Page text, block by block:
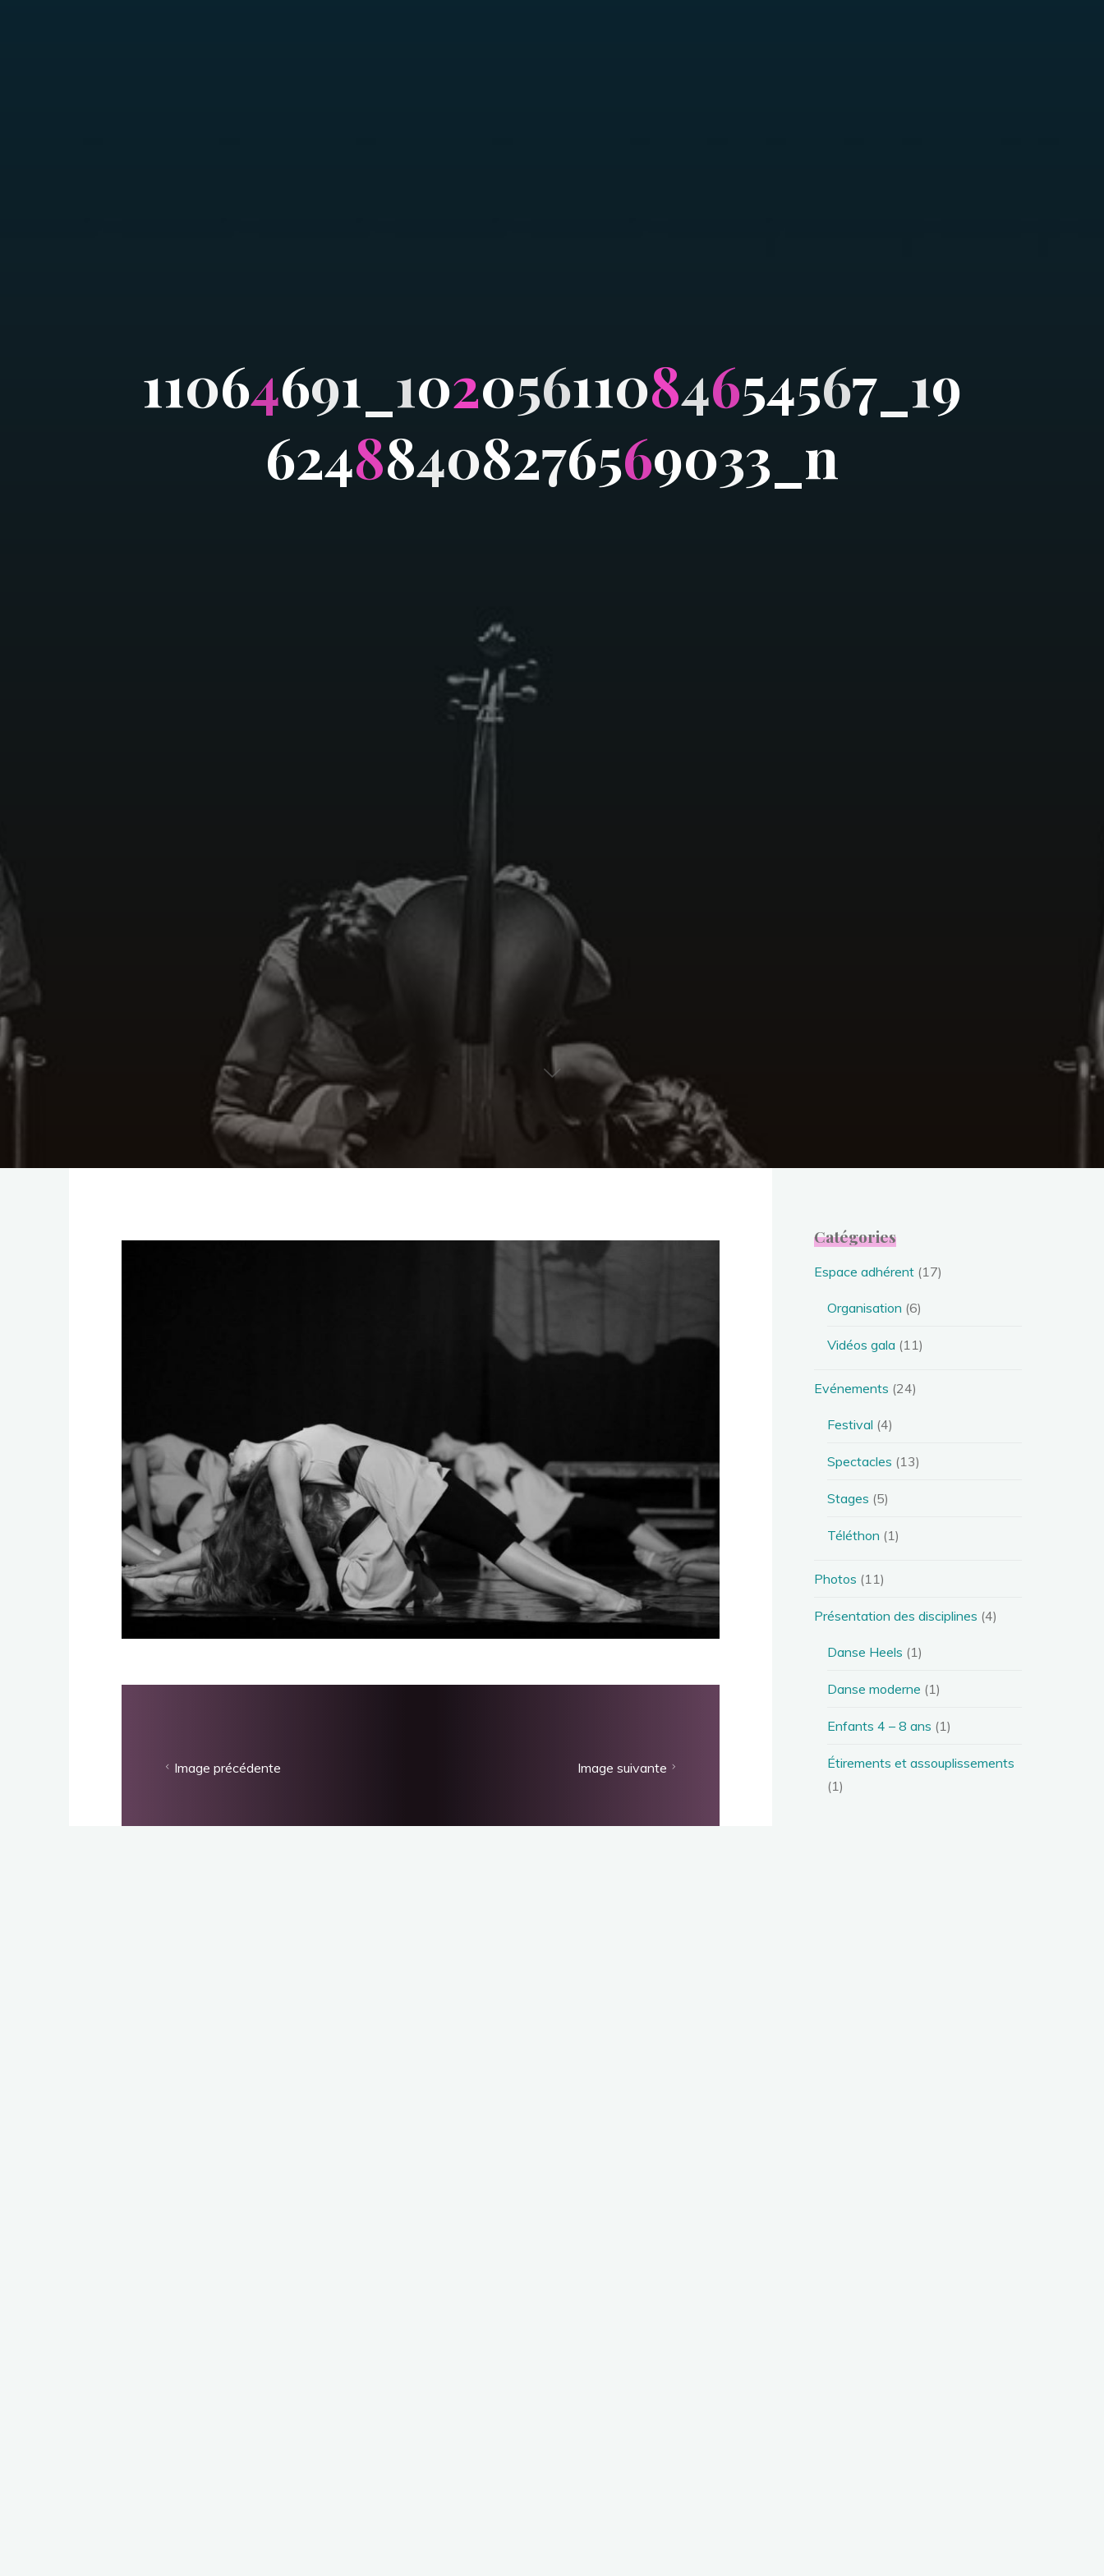
11064691 10205611084654567 19
62488408276569033 n
Image précédente Image suivante
Catégories
Espace adhérent (17)
Organisation (6)
Vidéos gala (11)
Evénements (24)
Festival (4)
Spectacles (13)
Stages (5)
Téléthon (1)
Photos (11)
Présentation des disciplines (4)
Danse Heels (1)
Danse moderne (1)
Enfants 4 – 8 ans (1)
Étirements et assouplissements
(1)